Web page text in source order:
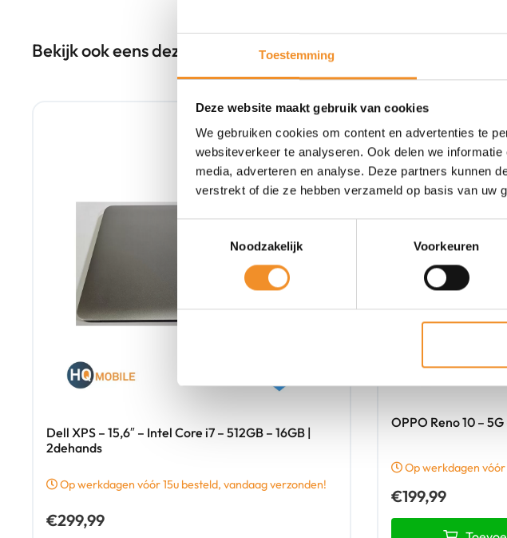
Toestemming
Deze website maakt gebruik van cookies
We gebruiken cookies om content en advertenties te
websiteverkeer te analyseren. Ook delen we
media, adverteren en analyse. Deze partners kunnen
verstrekt of die ze hebben verzameld op basis van uw
Noodzakelijk
Voorkeuren
Bekijk ook eens deze producten
Dell XPS – 15,6″ – Intel Core i7 – 512GB – 16GB |
2dehands
Op werkdagen vóór 15u besteld, vandaag verzonden!
€299,99
Tweedehands
OPPO Reno 10 –
Op werkdagen vóór
€199,99